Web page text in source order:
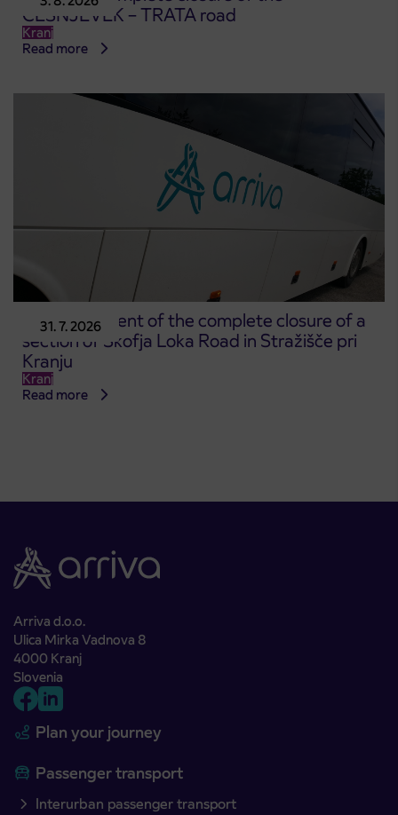
ČEŠNJEVEK – TRATA road
Kranj
Read more
31. 7. 2026
Announcement of the complete closure of a
section of Škofja Loka Road in Stražišče pri
Kranju
Kranj
Read more
Arriva d.o.o.
Ulica Mirka Vadnova 8
4000 Kranj
Slovenia
Plan your journey
Passenger transport
Interurban passenger transport